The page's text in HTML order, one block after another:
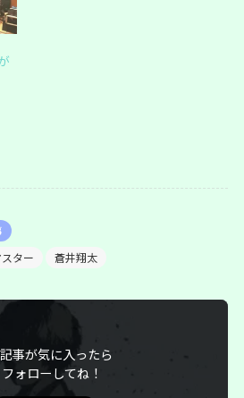
ター 蒼井翔太
事が気に入ったら
ォローしてね！